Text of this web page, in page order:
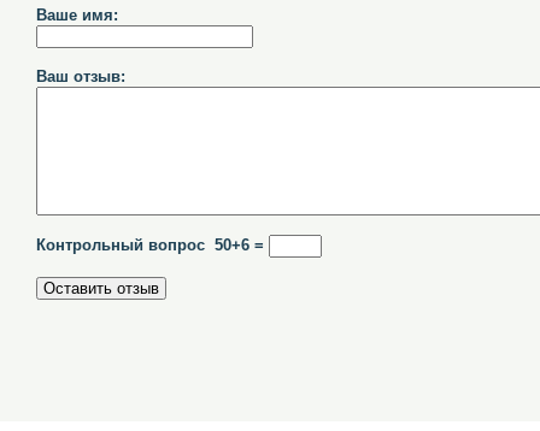
Ваше имя:
Ваш отзыв:
Контрольный вопрос 50+6 =